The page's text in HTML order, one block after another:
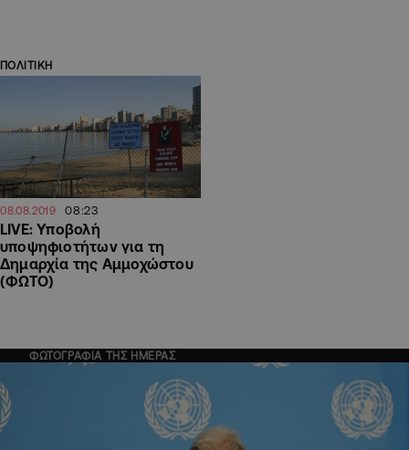
ΠΟΛΙΤΙΚΗ
08.08.2019 08:23
LIVE: Υποβολή
υποψηφιοτήτων για τη
Δημαρχία της Αμμοχώστου
(ΦΩΤΟ)
ΦΩΤΟΓΡΑΦΙΑ ΤΗΣ ΗΜΕΡΑΣ